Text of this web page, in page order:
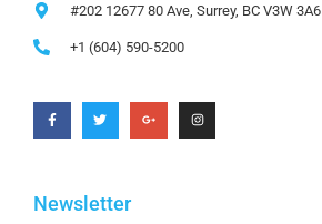
#202 12677 80 Ave, Surrey, BC V3W 3A6
+1 (604) 590-5200
Newsletter